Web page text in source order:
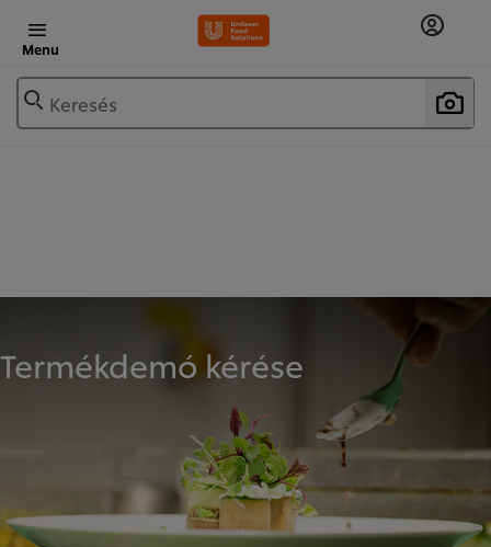
Menu
Keresés
Termékdemó kérése